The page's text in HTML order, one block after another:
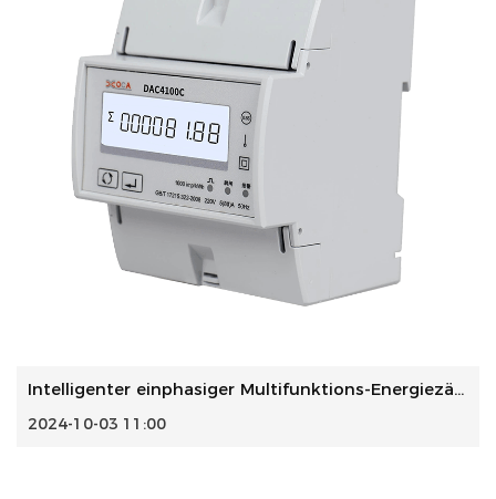
Intelligenter einphasiger Multifunktions-Energiezähler für...
2024-10-03 11:00